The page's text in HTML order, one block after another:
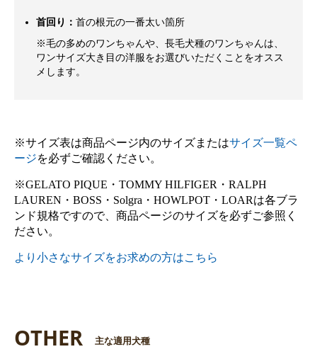
首回り： 首の根元の一番太い箇所
※毛の多めのワンちゃんや、長毛犬種のワンちゃんは、
ワンサイズ大き目の洋服をお選びいただくことをオスス
メします。
※サイズ表は商品ページ内のサイズまたはサイズ一覧ペ
ージを必ずご確認ください。
※GELATO PIQUE・TOMMY HILFIGER・RALPH
LAUREN・BOSS・Solgra・HOWLPOT・LOARは各ブラ
ンド規格ですので、商品ページのサイズを必ずご参照く
ださい。
より小さなサイズをお求めの方はこちら
OTHER 主な適用犬種